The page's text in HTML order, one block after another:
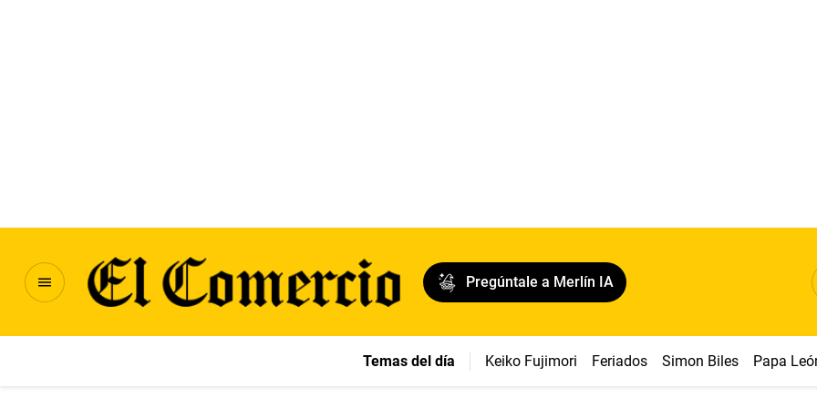
Pregúntale a Merlín IA
Temas del día Keiko Fujimori Feriados Simon Biles Papa